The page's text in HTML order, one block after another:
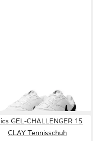
GEL-CHALLENGER 15
CLAY Tennisschuh